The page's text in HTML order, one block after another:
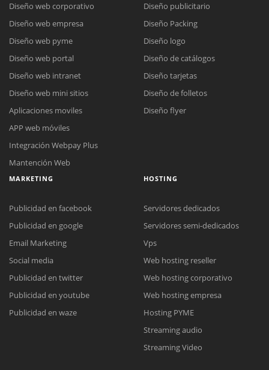
Reunión online
Nuestros ejecutivos le enviarán un correo electrónico con el enlace a
Meet para la reunión online.
Cotización
Todos nuestros ejecutivos están fuera de línea. Complete el formulario
Diseño web corporativo
Diseño web empresa
Diseño web pyme
Diseño web portal
Diseño web intranet
Diseño web mini sitios
Aplicaciones moviles
APP web móviles
Integración Webpay Plus
Mantención Web
Diseño publicitario
Diseño Packing
Diseño logo
Diseño de catálogos
Diseño tarjetas
Diseño de folletos
Diseño flyer
MARKETING
Publicidad en facebook
Publicidad en google
Email Marketing
Social media
Publicidad en twitter
Publicidad en youtube
Publicidad en waze
HOSTING
Servidores dedicados
Servidores semi-dedicados
Vps
Web hosting reseller
Web hosting corporativo
Web hosting empresa
Hosting PYME
Streaming audio
Streaming Video